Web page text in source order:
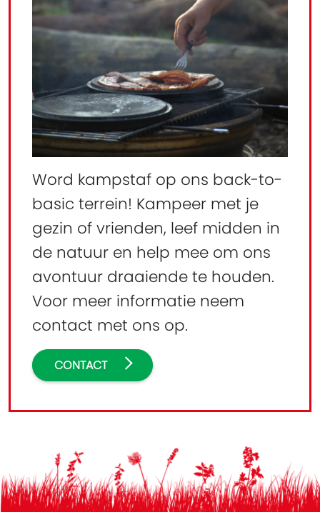
Word kampstaf op ons back-to-
basic terrein! Kampeer met je
gezin of vrienden, leef midden in
de natuur en help mee om ons
avontuur draaiende te houden.
Voor meer informatie neem
contact met ons op.
CONTACT